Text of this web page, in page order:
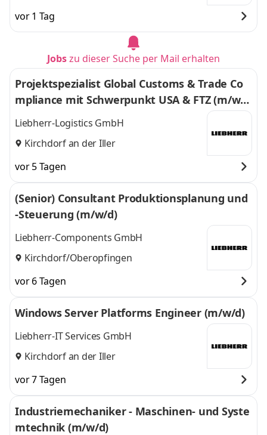
vor 1 Tag
Jobszu dieser Suche per Mail erhalten
Projektspezialist Global Customs & Trade Co
mpliance mit Schwerpunkt USA & FTZ (m/w/
d)
Liebherr-Logistics GmbH
Kirchdorf an der Iller
vor 5 Tagen
(Senior) Consultant Produktionsplanung und
-Steuerung (m/w/d)
Liebherr-Components GmbH
Kirchdorf/Oberopfingen
vor 6 Tagen
Windows Server Platforms Engineer (m/w/d)
Liebherr-IT Services GmbH
Kirchdorf an der Iller
vor 7 Tagen
Industriemechaniker - Maschinen- und Syste
mtechnik (m/w/d)